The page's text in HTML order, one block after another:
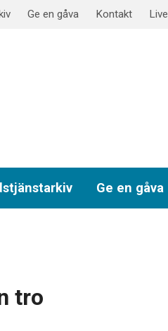
Ge en gåva Kontakt Live
Ge en gåva
tro